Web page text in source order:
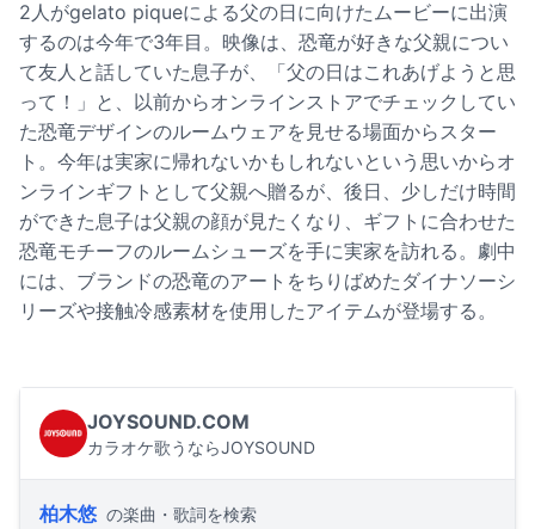
2人がgelato piqueによる父の日に向けたムービーに出演
するのは今年で3年目。映像は、恐竜が好きな父親につい
て友人と話していた息子が、「父の日はこれあげようと思
って！」と、以前からオンラインストアでチェックしてい
た恐竜デザインのルームウェアを見せる場面からスター
ト。今年は実家に帰れないかもしれないという思いからオ
ンラインギフトとして父親へ贈るが、後日、少しだけ時間
ができた息子は父親の顔が見たくなり、ギフトに合わせた
恐竜モチーフのルームシューズを手に実家を訪れる。劇中
には、ブランドの恐竜のアートをちりばめたダイナソーシ
リーズや接触冷感素材を使用したアイテムが登場する。
JOYSOUND.COM
カラオケ歌うならJOYSOUND
柏木悠 の楽曲・歌詞を検索